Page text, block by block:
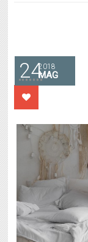
242018
MAG